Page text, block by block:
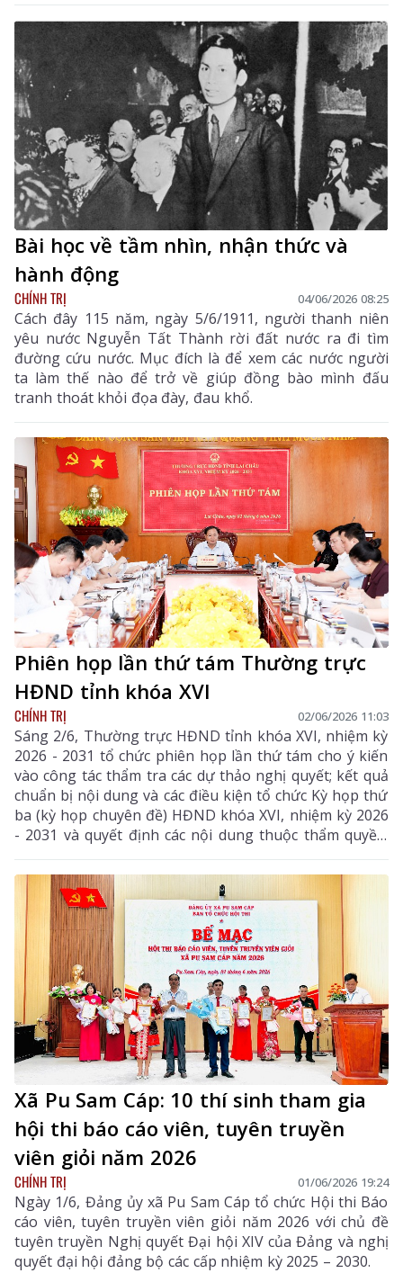
Bài học về tầm nhìn, nhận thức và
hành động
CHÍNH TRỊ 04/06/2026 08:25
Cách đây 115 năm, ngày 5/6/1911, người thanh niên
yêu nước Nguyễn Tất Thành rời đất nước ra đi tìm
đường cứu nước. Mục đích là để xem các nước người
ta làm thế nào để trở về giúp đồng bào mình đấu
tranh thoát khỏi đọa đày, đau khổ.
Phiên họp lần thứ tám Thường trực
HĐND tỉnh khóa XVI
CHÍNH TRỊ 02/06/2026 11:03
Sáng 2/6, Thường trực HĐND tỉnh khóa XVI, nhiệm kỳ
2026 - 2031 tổ chức phiên họp lần thứ tám cho ý kiến
vào công tác thẩm tra các dự thảo nghị quyết; kết quả
chuẩn bị nội dung và các điều kiện tổ chức Kỳ họp thứ
ba (kỳ họp chuyên đề) HĐND khóa XVI, nhiệm kỳ 2026
- 2031 và quyết định các nội dung thuộc thẩm quyền.
Đồng chí Lê Minh Ngân - Ủy viên Ban Chấp hành
Trung ương Đảng, Bí thư Tỉnh ủy, Chủ tịch HĐND tỉnh
chủ trì phiên họp.
Xã Pu Sam Cáp: 10 thí sinh tham gia
hội thi báo cáo viên, tuyên truyền
viên giỏi năm 2026
CHÍNH TRỊ 01/06/2026 19:24
Ngày 1/6, Đảng ủy xã Pu Sam Cáp tổ chức Hội thi Báo
cáo viên, tuyên truyền viên giỏi năm 2026 với chủ đề
tuyên truyền Nghị quyết Đại hội XIV của Đảng và nghị
quyết đại hội đảng bộ các cấp nhiệm kỳ 2025 – 2030.